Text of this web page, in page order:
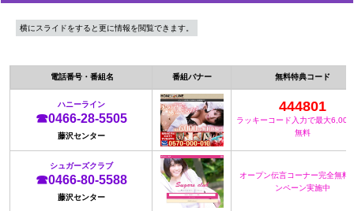
横にスライドをすると更に情報を閲覧できます。
電話番号・番組名 番組バナー 無料特典コード
ハニーライン
☎0466-28-5505
藤沢センター
444801
ラッキーコード入力で最大6,000
無料
シュガーズクラブ
☎0466-80-5588
藤沢センター
オープン伝言コーナー完全無料
ンペーン実施中